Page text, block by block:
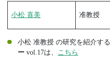
小松 喜美 准教授
小松 准教授 の研究を紹介する
ー vol.17は、 こちら